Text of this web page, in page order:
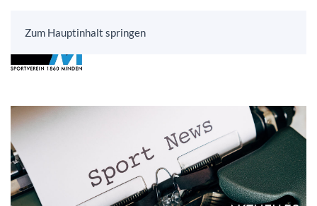
Zum Hauptinhalt springen